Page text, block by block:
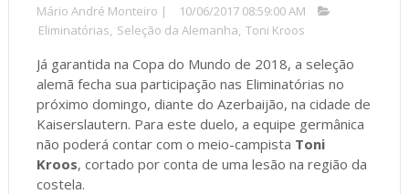
Mário André Monteiro |
10/06/2017 08:59:00 AM
Eliminatórias, Seleção da Alemanha, Toni Kroos
Já garantida na Copa do Mundo de 2018, a seleção
alemã fecha sua participação nas Eliminatórias no
próximo domingo, diante do Azerbaijão, na cidade de
Kaiserslautern. Para este duelo, a equipe germânica
não poderá contar com o meio-campista Toni
Kroos, cortado por conta de uma lesão na região da
costela.